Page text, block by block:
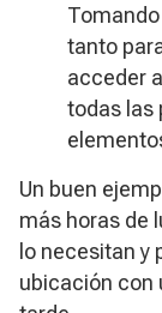
tanto
acceder
todas las
Un buen
más horas de
lo necesitan y
ubicación con